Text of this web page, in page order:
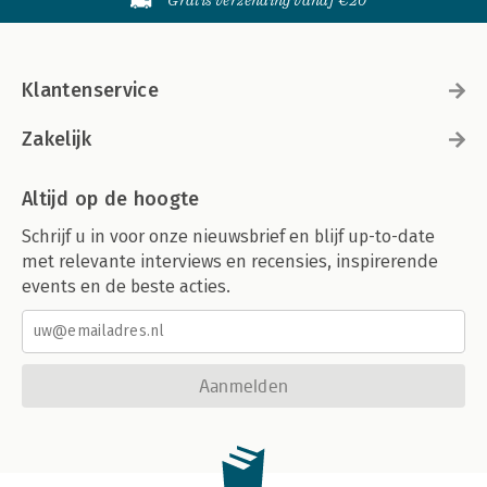
Klantenservice
Zakelijk
Altijd op de hoogte
Schrijf u in voor onze nieuwsbrief en blijf up-to-date
met relevante interviews en recensies, inspirerende
events en de beste acties.
Aanmelden